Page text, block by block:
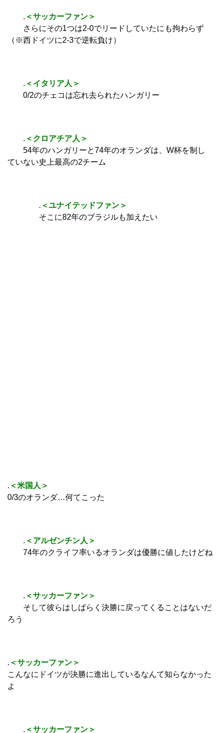
. ＜サッカーファン＞
さらにその1つは2‐0でリードしていたにも拘わらず
（※西ドイツに2‐3で逆転負け）
. ＜イタリア人＞
0/2のチェコは忘れ去られたハンガリー
. ＜クロアチア人＞
54年のハンガリーと74年のオランダは、W杯を制し
ていない史上最高の2チーム
. ＜ユナイテッドファン＞
そこに82年のブラジルも加えたい
. ＜米国人＞
0/3のオランダ…何てこった
. ＜アルゼンチン人＞
74年のクライフ率いるオランダは優勝に値したけどね
. ＜サッカーファン＞
そして彼らはしばらく決勝に戻ってくることはないだ
ろう
. ＜サッカーファン＞
こんなにドイツが決勝に進出しているなんて知らなかった
よ
. ＜サッカーファン＞